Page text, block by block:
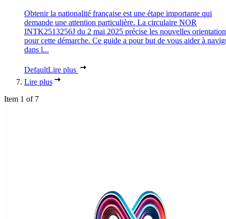
Obtenir la nationalité française est une étape importante qui
demande une attention particulière. La circulaire NOR
INTK2513256J du 2 mai 2025 précise les nouvelles
pour cette démarche. Ce guide a pour but de vous aider à
dans l...
DefaultLire plus
Lire plus
Item 1 of 7